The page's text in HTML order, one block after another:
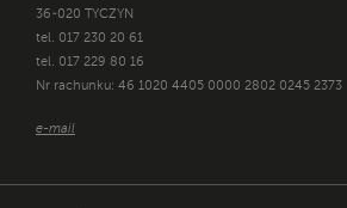
36-020 TYCZYN
tel. 017 230 20 61
tel. 017 229 80 16
Nr rachunku: 46 1020 4405 0000 2802 0245 2373
e-mail